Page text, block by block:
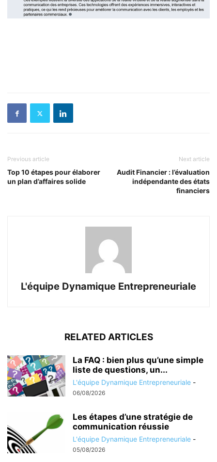
Previous article
Top 10 étapes pour élaborer
un plan d’affaires solide
Next article
Audit Financier : l’évaluation
indépendante des états
financiers
L'équipe Dynamique Entrepreneuriale
RELATED ARTICLES
La FAQ : bien plus qu’une simple
liste de questions, un...
L'équipe Dynamique Entrepreneuriale -
06/08/2026
Les étapes d’une stratégie de
communication réussie
L'équipe Dynamique Entrepreneuriale -
05/08/2026